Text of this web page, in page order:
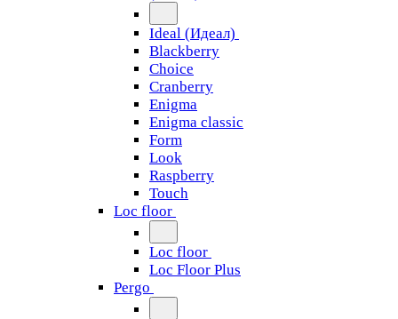
Ideal (Идеал)
Blackberry
Choice
Cranberry
Enigma
Enigma classic
Form
Look
Raspberry
Touch
Loc floor
Loc floor
Loc Floor Plus
Pergo